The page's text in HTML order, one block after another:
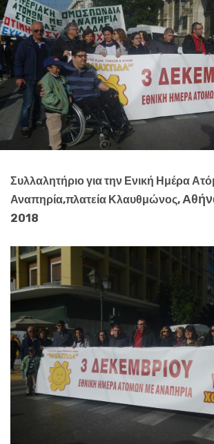
Συλλαλητήριο για την Ενική Ημέρα
Αναπηρία,πλατεία Κλαυθμώνος,
2018